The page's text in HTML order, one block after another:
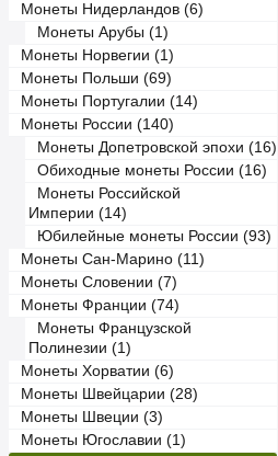
Монеты Нидерландов (6)
Монеты Арубы (1)
Монеты Норвегии (1)
Монеты Польши (69)
Монеты Португалии (14)
Монеты России (140)
Монеты Допетровской эпохи (16)
Обиходные монеты России (16)
Монеты Российской
Империи (14)
Юбилейные монеты России (93)
Монеты Сан-Марино (11)
Монеты Словении (7)
Монеты Франции (74)
Монеты Французской
Полинезии (1)
Монеты Хорватии (6)
Монеты Швейцарии (28)
Монеты Швеции (3)
Монеты Югославии (1)